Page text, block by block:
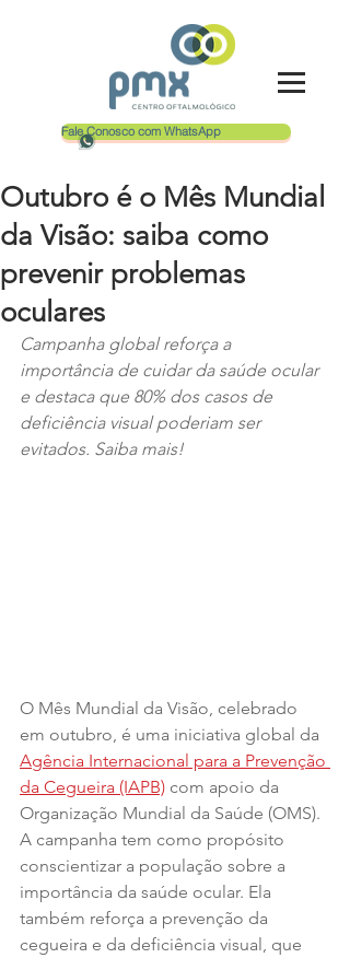
Fale Conosco com WhatsApp
Outubro é o Mês Mundial
da Visão: saiba como
prevenir problemas
oculares
Campanha global reforça a
importância de cuidar da saúde ocular
e destaca que 80% dos casos de
deficiência visual poderiam ser
evitados. Saiba mais!
O Mês Mundial da Visão, celebrado
em outubro, é uma iniciativa global da
Agência Internacional para a Prevenção
da Cegueira (IAPB) com apoio da
Organização Mundial da Saúde (OMS).
A campanha tem como propósito
conscientizar a população sobre a
importância da saúde ocular. Ela
também reforça a prevenção da
cegueira e da deficiência visual, que